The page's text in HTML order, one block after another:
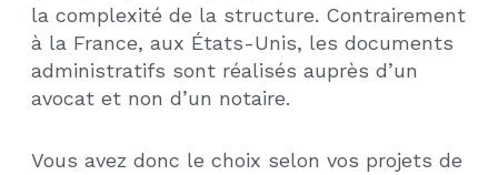
la complexité de la structure. Contrairement
à la France, aux États-Unis, les documents
administratifs sont réalisés auprès d’un
avocat et non d’un notaire.
Vous avez donc le choix selon vos projets de